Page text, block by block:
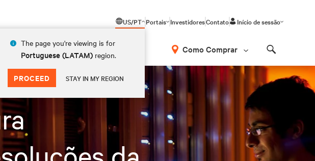
US/PT
The page you're viewing is for
Portuguese (LATAM) region.
PROCEED STAY IN MY REGION
Portais InvestidoresContato Início de sessão
Sobre Como Comprar